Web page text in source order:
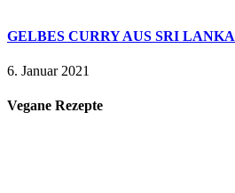
GELBES CURRY AUS SRI LANKA
6. Januar 2021
Vegane Rezepte